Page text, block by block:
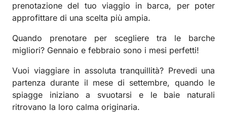
prenotazione del tuo viaggio in barca, per poter
approfittare di una scelta più ampia.
Quando prenotare per scegliere tra le barche
migliori? Gennaio e febbraio sono i mesi perfetti!
Vuoi viaggiare in assoluta tranquillità? Prevedi una
partenza durante il mese di settembre, quando le
spiagge iniziano a svuotarsi e le baie naturali
ritrovano la loro calma originaria.